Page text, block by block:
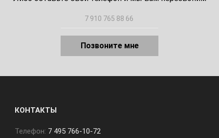
Позвоните мне
КОНТАКТЫ
Телефон: 7 495 766-10-72